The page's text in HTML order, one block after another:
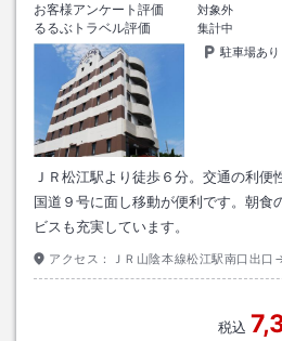
お客様アンケート評価
対象外
るるぶトラベル評価
集計中
駐車場あり
ＪＲ松江駅より徒歩６分。交通の利便
国道９号に面し移動が便利です。朝食
ビスも充実しています。
アクセス： ＪＲ山陰本線松江駅南口出
税込